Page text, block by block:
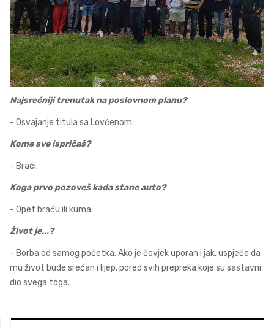
Najsrećniji trenutak na poslovnom planu?
- Osvajanje titula sa Lovćenom.
Kome sve ispričaš?
- Braći.
Koga prvo pozoveš kada stane auto?
- Opet braću ili kuma.
Život je...?
- Borba od samog početka. Ako je čovjek uporan i jak, uspjeće da
mu život bude srećan i lijep, pored svih prepreka koje su sastavni
dio svega toga.